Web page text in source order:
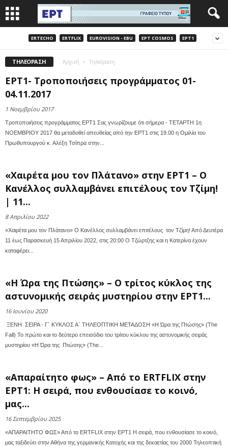
ERTECHO ERTFLIX EUROVISION - EBU EΡΤ COSMOS EΡΤ1
ΤΗΛΕΌΡΑΣΗ Αρχική Τηλεόραση
ΕΡΤ1- Τροποποιήσεις προγράμματος 01-
04.11.2017
1 Νοεμβρίου 2017
Τροποποιήσεις προγράμματος ΕΡΤ1 Σας γνωρίζουμε ότι σήμερα - ΤΕΤΑΡΤΗ 1η
ΝΟΕΜΒΡΙΟΥ 2017 θα μεταδοθεί απευθείας από την ΕΡΤ1 στις 19.00 η Ομιλία του
Πρωθυπουργού κ. Αλέξη Τσίπρα στην...
«Χαιρέτα μου τον Πλάτανο» στην ΕΡΤ1 – Ο
Κανέλλος συλλαμβάνει επιτέλους τον Τζίμη!
| 11...
8 Απριλίου 2022
«Χαιρέτα μου τον Πλάτανο» Ο Κανέλλος συλλαμβάνει επιτέλους τον Τζίμη! Από Δευτέρα
11 έως Παρασκευή 15 Απριλίου 2022, στις 20:00 Ο Τζώρτζης και η Κατερίνα έχουν
καταφέρει...
«Η Ώρα της Πτώσης» – Ο τρίτος κύκλος της
αστυνομικής σειράς μυστηρίου στην ΕΡΤ1...
16 Ιουνίου 2020
ΞΕΝΗ ΣΕΙΡΑ - Γ΄ ΚΥΚΛΟΣ Α΄ ΤΗΛΕΟΠΤΙΚΗ ΜΕΤΑΔΟΣΗ «Η Ώρα της Πτώσης» (The
Fall) Το πρώτο και το δεύτερο επεισόδιο του τρίτου κύκλου της αστυνομικής σειράς
μυστηρίου «Η Ώρα της Πτώσης» (The...
«Απαραίτητο φως» – Από το ERTFLIX στην
ΕΡΤ1: Η σειρά, που ενθουσίασε το κοινό,
μας...
16 Σεπτεμβρίου 2025
«ΑΠΑΡΑΙΤΗΤΟ ΦΩΣ» Από το ERTFLIX στην ΕΡΤ1 Η σειρά, που ενθουσίασε το κοινό,
μας ταξιδεύει στην Αθήνα της γερμανικής Κατοχής και της δεκαετίας του 2000 Τηλεοπτική